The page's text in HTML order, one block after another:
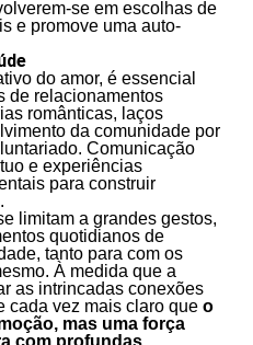
se em escolhas de
e promove uma auto-
do amor, é essencial
de relacionamentos
românticas, laços
da comunidade por
Comunicação
e experiências
para construir
limitam a grandes gestos,
quotidianos de
tanto para com os
À medida que a
as intrincadas conexões
cada vez mais claro que o
mas uma força
com profundas